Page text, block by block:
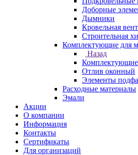
Доборные
Дымники
Кровельная
Строительная
Комплектующие для
Назад
Комплектующие
Отлив оконный
Элементы
Расходные материалы
Эмали
Акции
О компании
Информация
Контакты
Сертификаты
Для организаций